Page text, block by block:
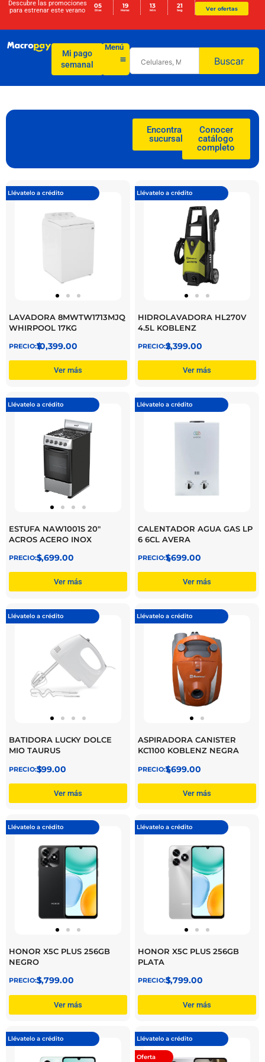
Descubre las promociones
para estrenar este verano
05
Días
19
Horas
13
Min
21
Seg Ver ofertas
Mi pago
semanal
Menú
Buscar
Encontrar
sucursal
Conocer
catálogo
completo
Llévatelo a crédito
LAVADORA 8MWTW1713MJQ
WHIRPOOL 17KG
$
10,399.00
Ver más
Llévatelo a crédito
HIDROLAVADORA HL270V
4.5L KOBLENZ
$
2,399.00
Ver más
Llévatelo a crédito
ESTUFA NAW1001S 20″
ACROS ACERO INOX
$
5,699.00
Ver más
Llévatelo a crédito
CALENTADOR AGUA GAS LP
6 6CL AVERA
$
1,699.00
Ver más
Llévatelo a crédito
BATIDORA LUCKY DOLCE
MIO TAURUS
$
399.00
Ver más
Llévatelo a crédito
ASPIRADORA CANISTER
KC1100 KOBLENZ NEGRA
$
1,699.00
Ver más
Llévatelo a crédito
HONOR X5C PLUS 256GB
NEGRO
$
3,799.00
Ver más
Llévatelo a crédito
HONOR X5C PLUS 256GB
PLATA
$
3,799.00
Ver más
Llévatelo a crédito Llévatelo a crédito
Oferta